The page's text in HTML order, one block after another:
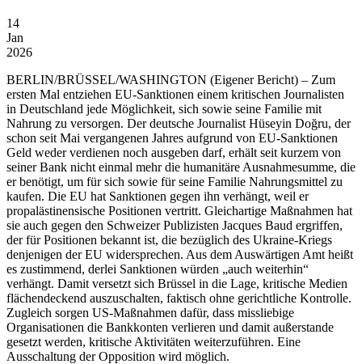
14
Jan
2026
BERLIN/BRÜSSEL/WASHINGTON (Eigener Bericht) – Zum
ersten Mal entziehen EU-Sanktionen einem kritischen Journalisten
in Deutschland jede Möglichkeit, sich sowie seine Familie mit
Nahrung zu versorgen. Der deutsche Journalist Hüseyin Doğru, der
schon seit Mai vergangenen Jahres aufgrund von EU-Sanktionen
Geld weder verdienen noch ausgeben darf, erhält seit kurzem von
seiner Bank nicht einmal mehr die humanitäre Ausnahmesumme, die
er benötigt, um für sich sowie für seine Familie Nahrungsmittel zu
kaufen. Die EU hat Sanktionen gegen ihn verhängt, weil er
propalästinensische Positionen vertritt. Gleichartige Maßnahmen hat
sie auch gegen den Schweizer Publizisten Jacques Baud ergriffen,
der für Positionen bekannt ist, die bezüglich des Ukraine-Kriegs
denjenigen der EU widersprechen. Aus dem Auswärtigen Amt heißt
es zustimmend, derlei Sanktionen würden „auch weiterhin“
verhängt. Damit versetzt sich Brüssel in die Lage, kritische Medien
flächendeckend auszuschalten, faktisch ohne gerichtliche Kontrolle.
Zugleich sorgen US-Maßnahmen dafür, dass missliebige
Organisationen die Bankkonten verlieren und damit außerstande
gesetzt werden, kritische Aktivitäten weiterzuführen. Eine
Ausschaltung der Opposition wird möglich.